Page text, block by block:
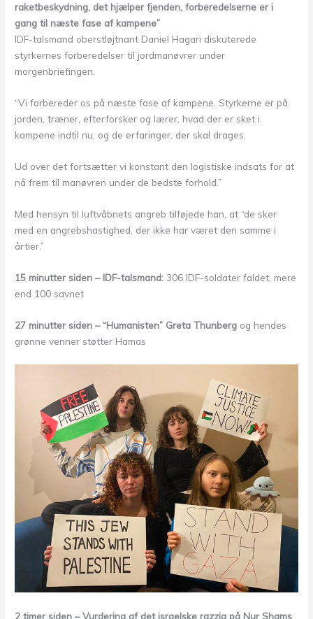
raketbeskydning, det hjælper fjenden, forberedelserne er i
gang til næste fase af kampene”
IDF-talsmand oberstløjtnant Daniel Hagari diskuterede
styrkernes forberedelser til jordmanøvrer under
morgenbriefingen.
“Vi forbereder os på næste fase af kampene. Styrkerne er på
jorden, træner, efterforsker og lærer, hvad der er sket i
kampene indtil nu, og de erfaringer, der skal drages.
Ud over det fortsætter vi konstant den logistiske indsats for at
nå frem til manøvren under de bedste forhold.”
Med hensyn til luftvåbnets angreb tilføjede han, at “de sker
med en angrebshastighed, der ikke har været den samme i
årtier.”
15 minutter siden – IDF-talsmand: 306 IDF-soldater faldet, mere
end 100 savnet
27 minutter siden – “Humanisten” Greta Thunberg og hendes
grønne venner støtter Hamas
2 timer siden – Vurdering af det israelske razzia på Nur Shams